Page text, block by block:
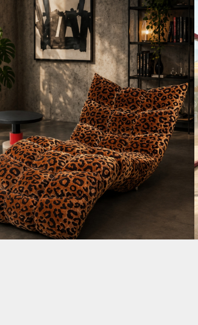
A bold statement. A quiet retreat.
Mit unserem...
198 4